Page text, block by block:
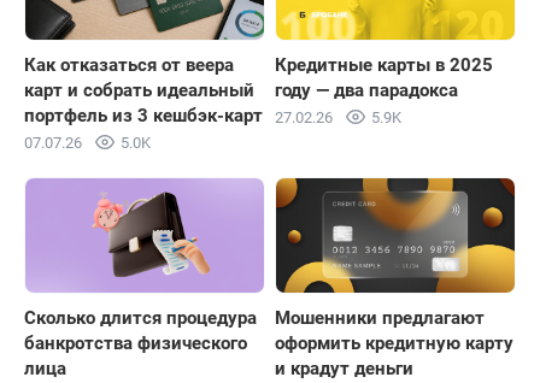
Как отказаться от веера
карт и собрать идеальный
портфель из 3 кешбэк-карт
07.07.26 5.0K
Кредитные карты в 2025
году — два парадокса
27.02.26 5.9K
Сколько длится процедура
банкротства физического
лица
Мошенники предлагают
оформить кредитную карту
и крадут деньги